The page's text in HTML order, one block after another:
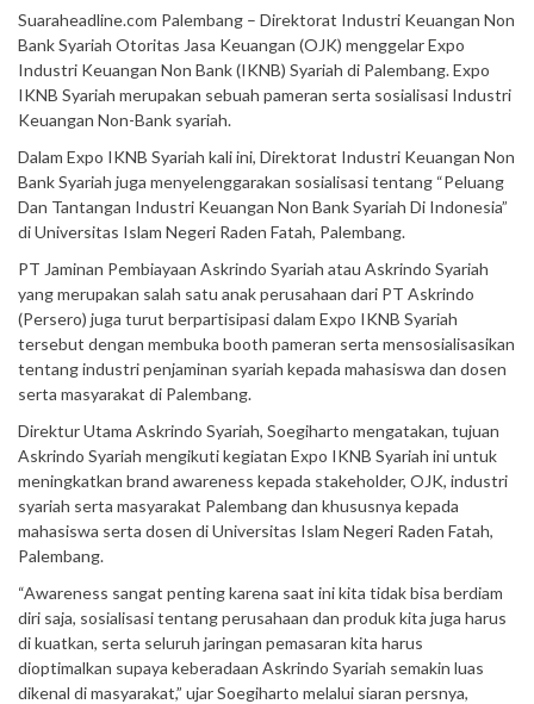
Suaraheadline.com Palembang – Direktorat Industri Keuangan Non
Bank Syariah Otoritas Jasa Keuangan (OJK) menggelar Expo
Industri Keuangan Non Bank (IKNB) Syariah di Palembang. Expo
IKNB Syariah merupakan sebuah pameran serta sosialisasi Industri
Keuangan Non-Bank syariah.
Dalam Expo IKNB Syariah kali ini, Direktorat Industri Keuangan Non
Bank Syariah juga menyelenggarakan sosialisasi tentang “Peluang
Dan Tantangan Industri Keuangan Non Bank Syariah Di Indonesia”
di Universitas Islam Negeri Raden Fatah, Palembang.
PT Jaminan Pembiayaan Askrindo Syariah atau Askrindo Syariah
yang merupakan salah satu anak perusahaan dari PT Askrindo
(Persero) juga turut berpartisipasi dalam Expo IKNB Syariah
tersebut dengan membuka booth pameran serta mensosialisasikan
tentang industri penjaminan syariah kepada mahasiswa dan dosen
serta masyarakat di Palembang.
Direktur Utama Askrindo Syariah, Soegiharto mengatakan, tujuan
Askrindo Syariah mengikuti kegiatan Expo IKNB Syariah ini untuk
meningkatkan brand awareness kepada stakeholder, OJK, industri
syariah serta masyarakat Palembang dan khususnya kepada
mahasiswa serta dosen di Universitas Islam Negeri Raden Fatah,
Palembang.
“Awareness sangat penting karena saat ini kita tidak bisa berdiam
diri saja, sosialisasi tentang perusahaan dan produk kita juga harus
di kuatkan, serta seluruh jaringan pemasaran kita harus
dioptimalkan supaya keberadaan Askrindo Syariah semakin luas
dikenal di masyarakat,” ujar Soegiharto melalui siaran persnya,